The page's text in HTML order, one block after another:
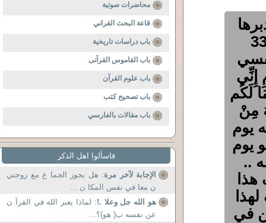
، وقد وصلت للاية 32 والاية 33
إِنِّي
لَكُم
مِنْ
يوم
يوم
..
في
محاضرات صوتية
قاعة البحث القراني
باب دراسات تاريخية
باب القاموس القرآنى
باب علوم القرآن
باب تصحيح كتب
باب مقالات بالفارسي
فاسألوا اهل الذكر
الإجابة لآخر مرة: هل يجوز الجما ع مع زوجتي
ن معا في نفس المكا ن ...
هو الله جل وعلا .!: لماذا يعبر الله في القرآ ن
عن نفسه ب( هو)؟...